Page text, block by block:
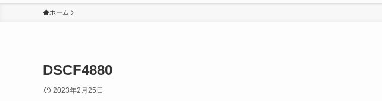
ホーム
DSCF4880
2023年2月25日